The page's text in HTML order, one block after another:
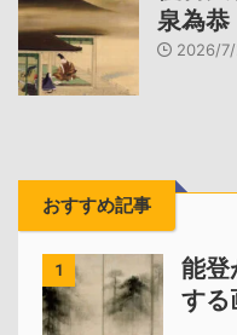
泉為恭
2026/
おすすめ記事
1
能登
する